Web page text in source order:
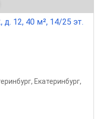
д. 12, 40 м², 14/25 эт.
, Екатеринбург,